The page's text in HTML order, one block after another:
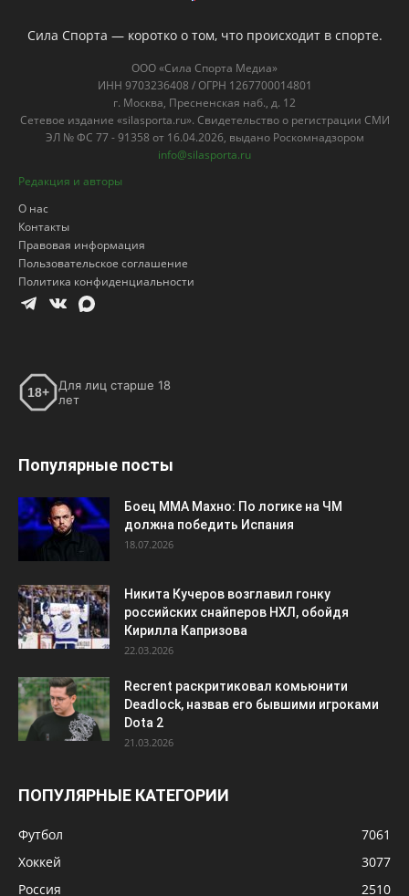
Сила Спорта — коротко о том, что происходит в спорте.
ООО «Сила Спорта Медиа»
ИНН 9703236408 / ОГРН 1267700014801
г. Москва, Пресненская наб., д. 12
Сетевое издание «silasporta.ru». Свидетельство о регистрации СМИ
ЭЛ № ФС 77 - 91358 от 16.04.2026, выдано Роскомнадзором
info@silasporta.ru
Редакция и авторы
О нас
Контакты
Правовая информация
Пользовательское соглашение
Политика конфиденциальности
18+
Для лиц старше 18
лет
Популярные посты
Боец ММА Махно: По логике на ЧМ
должна победить Испания
18.07.2026
Никита Кучеров возглавил гонку
российских снайперов НХЛ, обойдя
Кирилла Капризова
22.03.2026
Recrent раскритиковал комьюнити
Deadlock, назвав его бывшими игроками
Dota 2
21.03.2026
ПОПУЛЯРНЫЕ КАТЕГОРИИ
Футбол
7061
Хоккей
3077
Россия
2510